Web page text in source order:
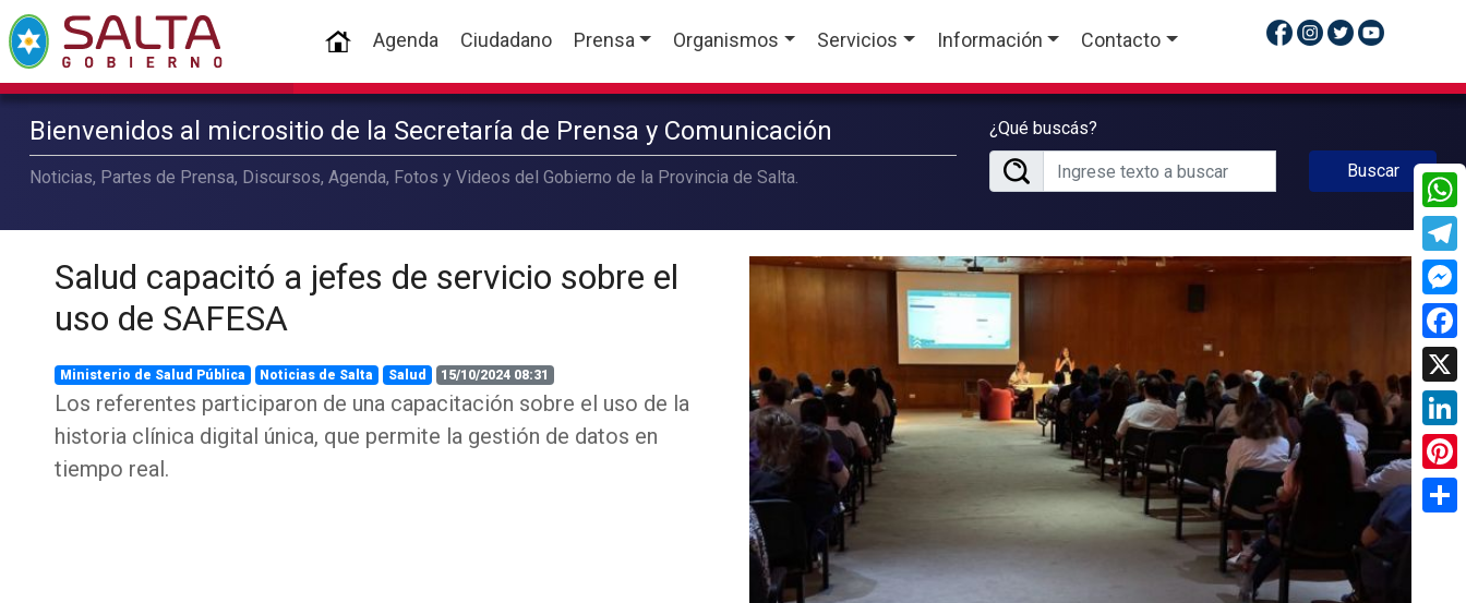
(current)
Agenda Ciudadano Prensa Organismos Servicios Información Contacto
Bienvenidos al micrositio de la Secretaría de Prensa y Comunicación
Noticias, Partes de Prensa, Discursos, Agenda, Fotos y Videos del Gobierno de la Provincia de Salta.
¿Qué buscás?
Buscar
Salud capacitó a jefes de servicio sobre el
uso de SAFESA
Ministerio de Salud Pública Noticias de Salta Salud 15/10/2024 08:31
Los referentes participaron de una capacitación sobre el uso de la
historia clínica digital única, que permite la gestión de datos en
tiempo real.
X